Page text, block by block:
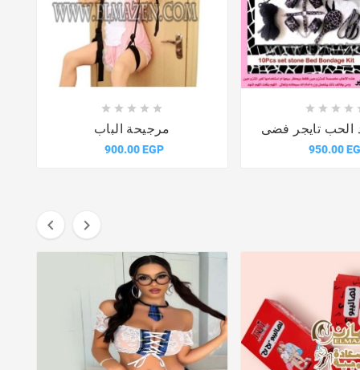
    
مرجيحة الباب
900.00 EGP
   
الحب تايجر فضى
950.00
 